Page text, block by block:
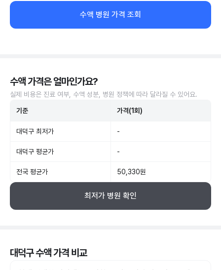
수액 병원 가격 조회
수액 가격은 얼마인가요?
실제 비용은 진료 여부, 수액 성분, 병원 정책에 따라 달라질 수 있어요.
기준 가격(1회)
대덕구 최저가 -
대덕구 평균가 -
전국 평균가 50,330원
최저가 병원 확인
대덕구 수액 가격 비교